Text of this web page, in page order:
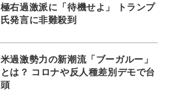
極右過激派に「待機せよ」 トランプ
氏発言に非難殺到
米過激勢力の新潮流「ブーガルー」
とは？ コロナや反人種差別デモで台
頭